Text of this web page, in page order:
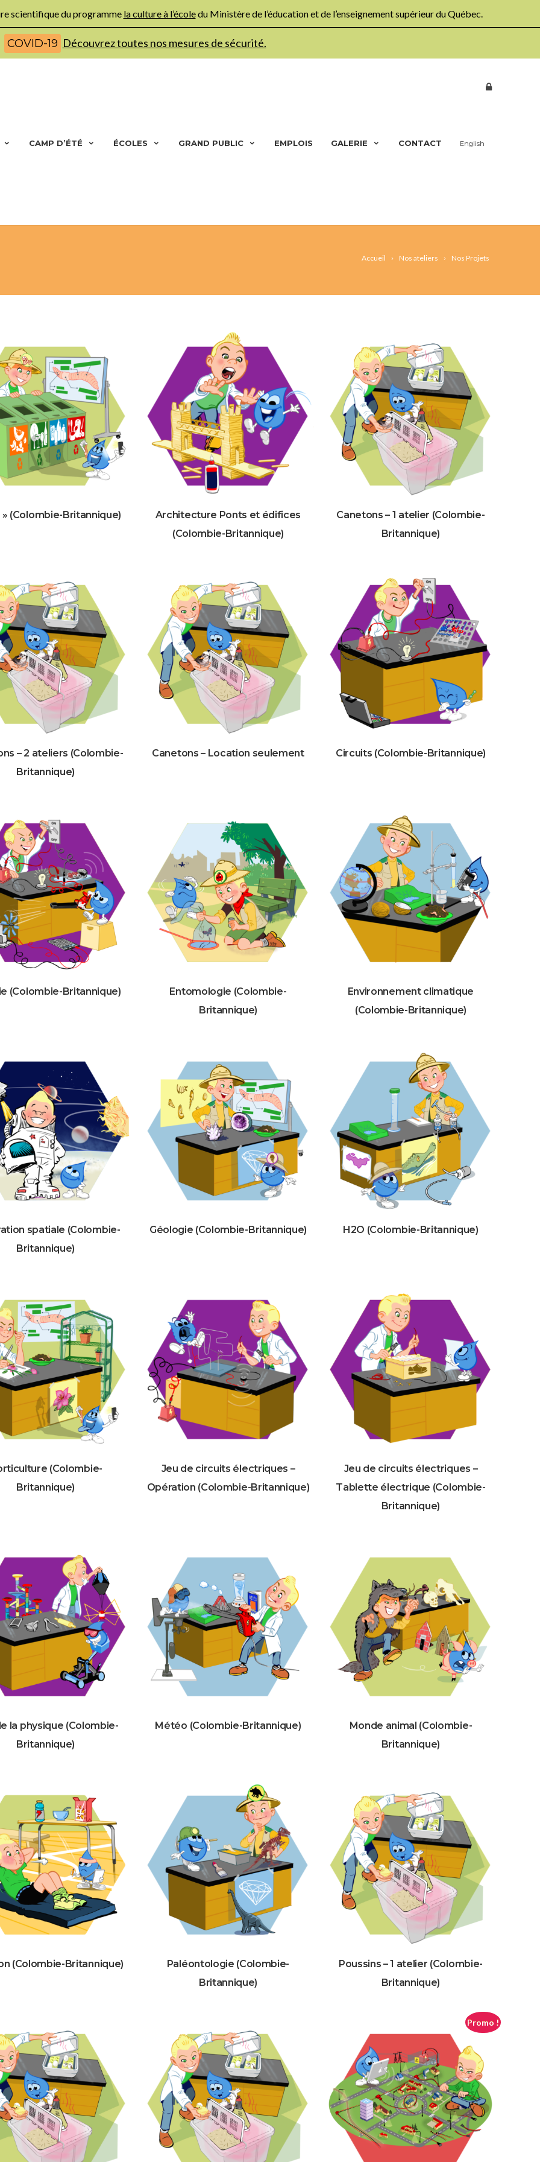
scientifique du programme la culture à l’écoledu Ministère de l’éducation et de l’enseignement supérieur du Québec.
COVID-19 Découvrez toutes nos mesures de sécurité.
CAMP D’ÉTÉ ÉCOLES GRAND PUBLIC EMPLOIS GALERIE CONTACT English
Accueil Nos ateliers Nos Projets
» (Colombie-Britannique)
Architecture Ponts et édifices
(Colombie-Britannique)
Canetons – 1 atelier (Colombie-
Britannique)
– 2 ateliers (Colombie-
Britannique)
Canetons – Location seulement Circuits (Colombie-Britannique)
(Colombie-Britannique)
Entomologie (Colombie-
Britannique)
Environnement climatique
(Colombie-Britannique)
spatiale (Colombie-
Britannique)
Géologie (Colombie-Britannique) H2O (Colombie-Britannique)
(Colombie-
Britannique)
Jeu de circuits électriques –
Opération (Colombie-Britannique)
Jeu de circuits électriques –
Tablette électrique (Colombie-
Britannique)
la physique (Colombie-
Britannique)
Météo (Colombie-Britannique)
Monde animal (Colombie-
Britannique)
(Colombie-Britannique)
Paléontologie (Colombie-
Britannique)
Poussins – 1 atelier (Colombie-
Britannique)
Promo !